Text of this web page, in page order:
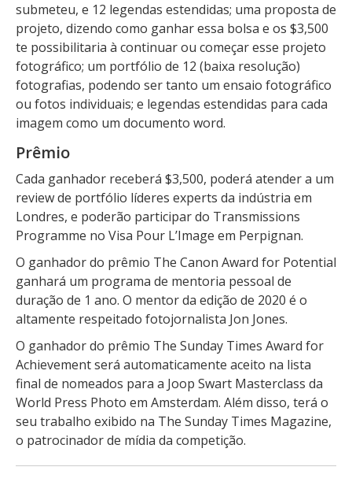
submeteu, e 12 legendas estendidas; uma proposta de
projeto, dizendo como ganhar essa bolsa e os $3,500
te possibilitaria à continuar ou começar esse projeto
fotográfico; um portfólio de 12 (baixa resolução)
fotografias, podendo ser tanto um ensaio fotográfico
ou fotos individuais; e legendas estendidas para cada
imagem como um documento word.
Prêmio
Cada ganhador receberá $3,500, poderá atender a um
review de portfólio líderes experts da indústria em
Londres, e poderão participar do Transmissions
Programme no Visa Pour L’Image em Perpignan.
O ganhador do prêmio The Canon Award for Potential
ganhará um programa de mentoria pessoal de
duração de 1 ano. O mentor da edição de 2020 é o
altamente respeitado fotojornalista Jon Jones.
O ganhador do prêmio The Sunday Times Award for
Achievement será automaticamente aceito na lista
final de nomeados para a Joop Swart Masterclass da
World Press Photo em Amsterdam. Além disso, terá o
seu trabalho exibido na The Sunday Times Magazine,
o patrocinador de mídia da competição.